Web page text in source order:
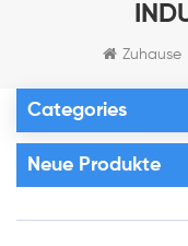
Zuhause
Categories
Neue Produkte